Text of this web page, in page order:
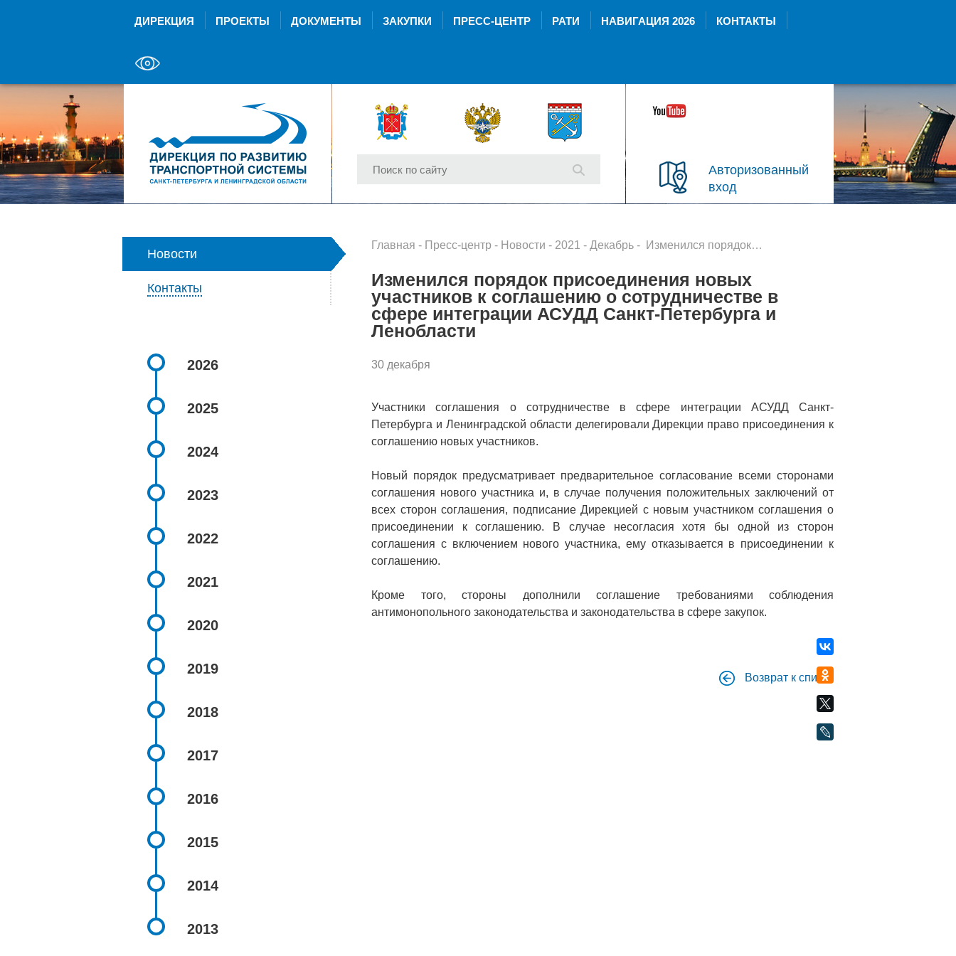
ДИРЕКЦИЯ ПРОЕКТЫ ДОКУМЕНТЫ ЗАКУПКИ ПРЕСС-ЦЕНТР РАТИ НАВИГАЦИЯ 2026 КОНТАКТЫ
Авторизованный
вход
Новости
Контакты
2026
2025
2024
2023
2022
2021
2020
2019
2018
2017
2016
2015
2014
2013
Главная - Пресс-центр - Новости - 2021 - Декабрь - Изменился порядок присоединения новых участников к соглашению о сотрудничестве в сфере интеграции АСУДД Санкт-Петербурга и Ленобласти
Изменился порядок присоединения новых
участников к соглашению о сотрудничестве в
сфере интеграции АСУДД Санкт-Петербурга и
Ленобласти
30 декабря
Участники соглашения о сотрудничестве в сфере интеграции АСУДД Санкт-
Петербурга и Ленинградской области делегировали Дирекции право присоединения к
соглашению новых участников.
Новый порядок предусматривает предварительное согласование всеми сторонами
соглашения нового участника и, в случае получения положительных заключений от
всех сторон соглашения, подписание Дирекцией c новым участником соглашения о
присоединении к соглашению. В случае несогласия хотя бы одной из сторон
соглашения с включением нового участника, ему отказывается в присоединении к
соглашению.
Кроме того, стороны дополнили соглашение требованиями соблюдения
антимонопольного законодательства и законодательства в сфере закупок.
Возврат к списку